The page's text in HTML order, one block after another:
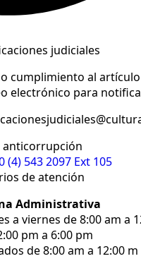
judiciales
cumplimiento al
electrónico para
anticorrupción
(4) 543 2097 Ext 105
de atención
Administrativa
a viernes de 8:00 am a
pm a 6:00 pm
de 8:00 am a 12:00 m